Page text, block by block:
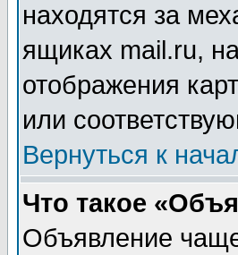
находятся за
ящиках mail.ru,
отображения
или
Вернуться к
Что такое
Объявление